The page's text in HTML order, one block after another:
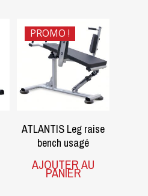
PROMO !
$950.00
400.00
ATLANTIS Leg raise
bench usagé
AJOUTER AU
PANIER